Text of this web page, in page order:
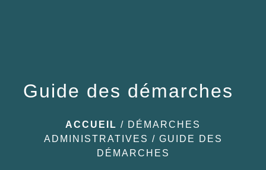
Guide des démarches
ACCUEIL / DÉMARCHES
ADMINISTRATIVES / GUIDE DES
DÉMARCHES